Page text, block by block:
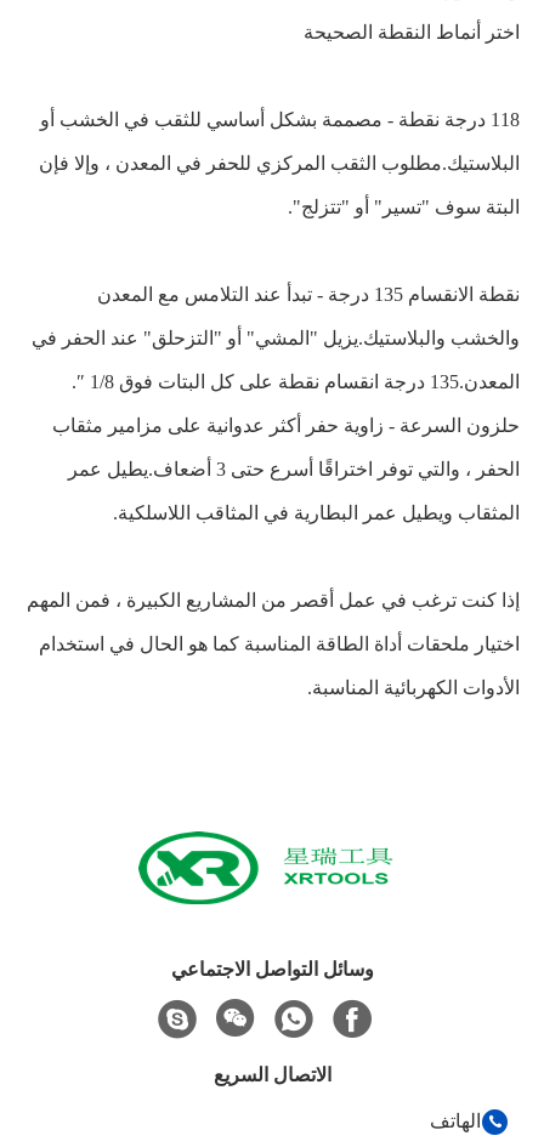
اختر أنماط النقطة الصحيحة
118 درجة نقطة - مصممة بشكل أساسي للثقب في الخشب أو
البلاستيك.مطلوب الثقب المركزي للحفر في المعدن ، وإلا فإن
البتة سوف "تسير" أو "تتزلج".
نقطة الانقسام 135 درجة - تبدأ عند التلامس مع المعدن
والخشب والبلاستيك.يزيل "المشي" أو "التزحلق" عند الحفر في
المعدن.135 درجة انقسام نقطة على كل البتات فوق 1/8 ″.
حلزون السرعة - زاوية حفر أكثر عدوانية على مزامير مثقاب
الحفر ، والتي توفر اختراقًا أسرع حتى 3 أضعاف.يطيل عمر
المثقاب ويطيل عمر البطارية في المثاقب اللاسلكية.
إذا كنت ترغب في عمل أقصر من المشاريع الكبيرة ، فمن المهم
اختيار ملحقات أداة الطاقة المناسبة كما هو الحال في استخدام
الأدوات الكهربائية المناسبة.
وسائل التواصل الاجتماعي
الاتصال السريع
الهاتف